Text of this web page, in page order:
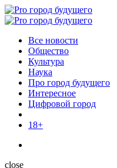
Menu
Поиск
Menu
Pro
Все новости
Общество
Культура
Наука
Про город будущего
Интересное
Цифровой город
18+
Поиск
close